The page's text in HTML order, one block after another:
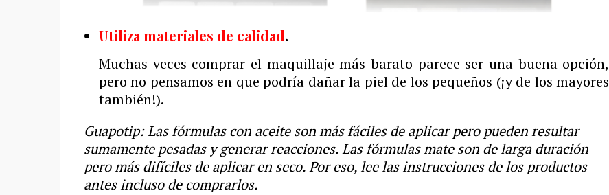
Utiliza materiales de calidad.
Muchas veces comprar el maquillaje más barato parece ser una buena opción,
pero no pensamos en que podría dañar la piel de los pequeños (¡y de los mayores
también!).
Guapotip: Las fórmulas con aceite son más fáciles de aplicar pero pueden resultar
sumamente pesadas y generar reacciones.Las fórmulas mate son de larga duración
pero más difíciles de aplicar en seco. Por eso, lee las instrucciones de los productos
antes incluso de comprarlos.